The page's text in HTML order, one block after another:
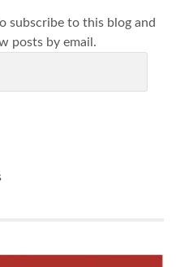
subscribe to this blog and
posts by email.